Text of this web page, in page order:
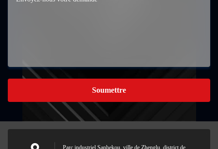
Soumettre
Parc industriel Sanhekou, ville de Zhenglu, district de